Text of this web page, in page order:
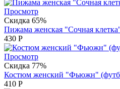
Просмотр
Скидка 65%
Пижама женская "Сочная
430 Р
Просмотр
Скидка 77%
Костюм женский "Фьюжн"
410 Р